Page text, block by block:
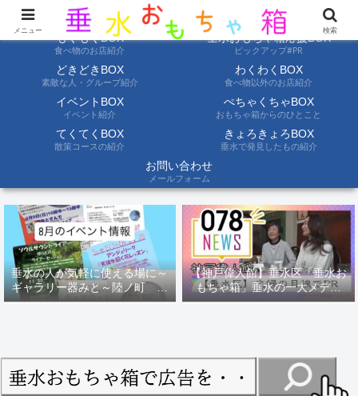
ようこそ垂水おもちゃ箱へ。垂水の情報を自分たちの目でみて聞いて伝えます
もぐもぐBOX
食べ物のお店紹介
垂水おもちゃ箱応援BOX
ピックアップ#PR
どきどきBOX
素敵な人・グループ紹介
わくわくBOX
食べ物以外のお店紹介
イベントBOX
イベント紹介
ぺちゃくちゃBOX
おもちゃ箱からのひとこと
てくてくBOX
散策コースの紹介
きょろきょろBOX
垂水で発見したもの紹介
お問い合わせ
メールフォーム
垂水の人が気軽に使える場に～
ギャラリー器みと～陸ノ町 ８
月のイベント情報
【神戸偉人館】垂水区「垂水お
もちゃ箱」垂水の一大メディ
ア！？｜神戸の魅力を凸インタ
メニュー 検索